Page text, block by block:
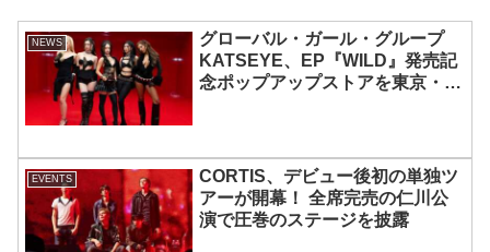
NEWS
グローバル・ガール・グループ
KATSEYE、EP『WILD』発売記
念ポップアップストアを東京・原
EVENTS
CORTIS、デビュー後初の単独ツ
アーが開幕！ 全席完売の仁川公
演で圧巻のステージを披露